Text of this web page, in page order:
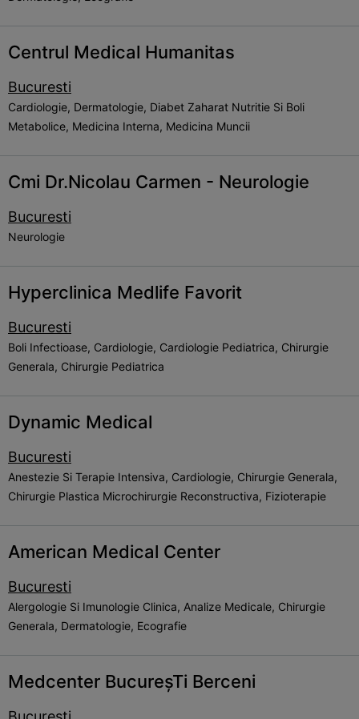
Centrul Medical Humanitas
Bucuresti
Cardiologie, Dermatologie, Diabet Zaharat Nutritie Si Boli
Metabolice, Medicina Interna, Medicina Muncii
Cmi Dr.Nicolau Carmen - Neurologie
Bucuresti
Neurologie
Hyperclinica Medlife Favorit
Bucuresti
Boli Infectioase, Cardiologie, Cardiologie Pediatrica, Chirurgie
Generala, Chirurgie Pediatrica
Dynamic Medical
Bucuresti
Anestezie Si Terapie Intensiva, Cardiologie, Chirurgie Generala,
Chirurgie Plastica Microchirurgie Reconstructiva, Fizioterapie
American Medical Center
Bucuresti
Alergologie Si Imunologie Clinica, Analize Medicale, Chirurgie
Generala, Dermatologie, Ecografie
Medcenter BucureșTi Berceni